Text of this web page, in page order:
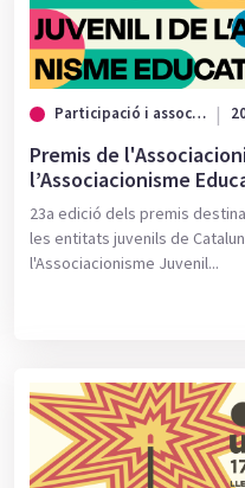
Participació i associacionisme
Premis de
l’Associacionisme
23a edició dels premis
les entitats juvenils de
l'Associacionisme Juvenil...